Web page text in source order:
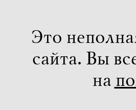
Это
сайта. Вы
на